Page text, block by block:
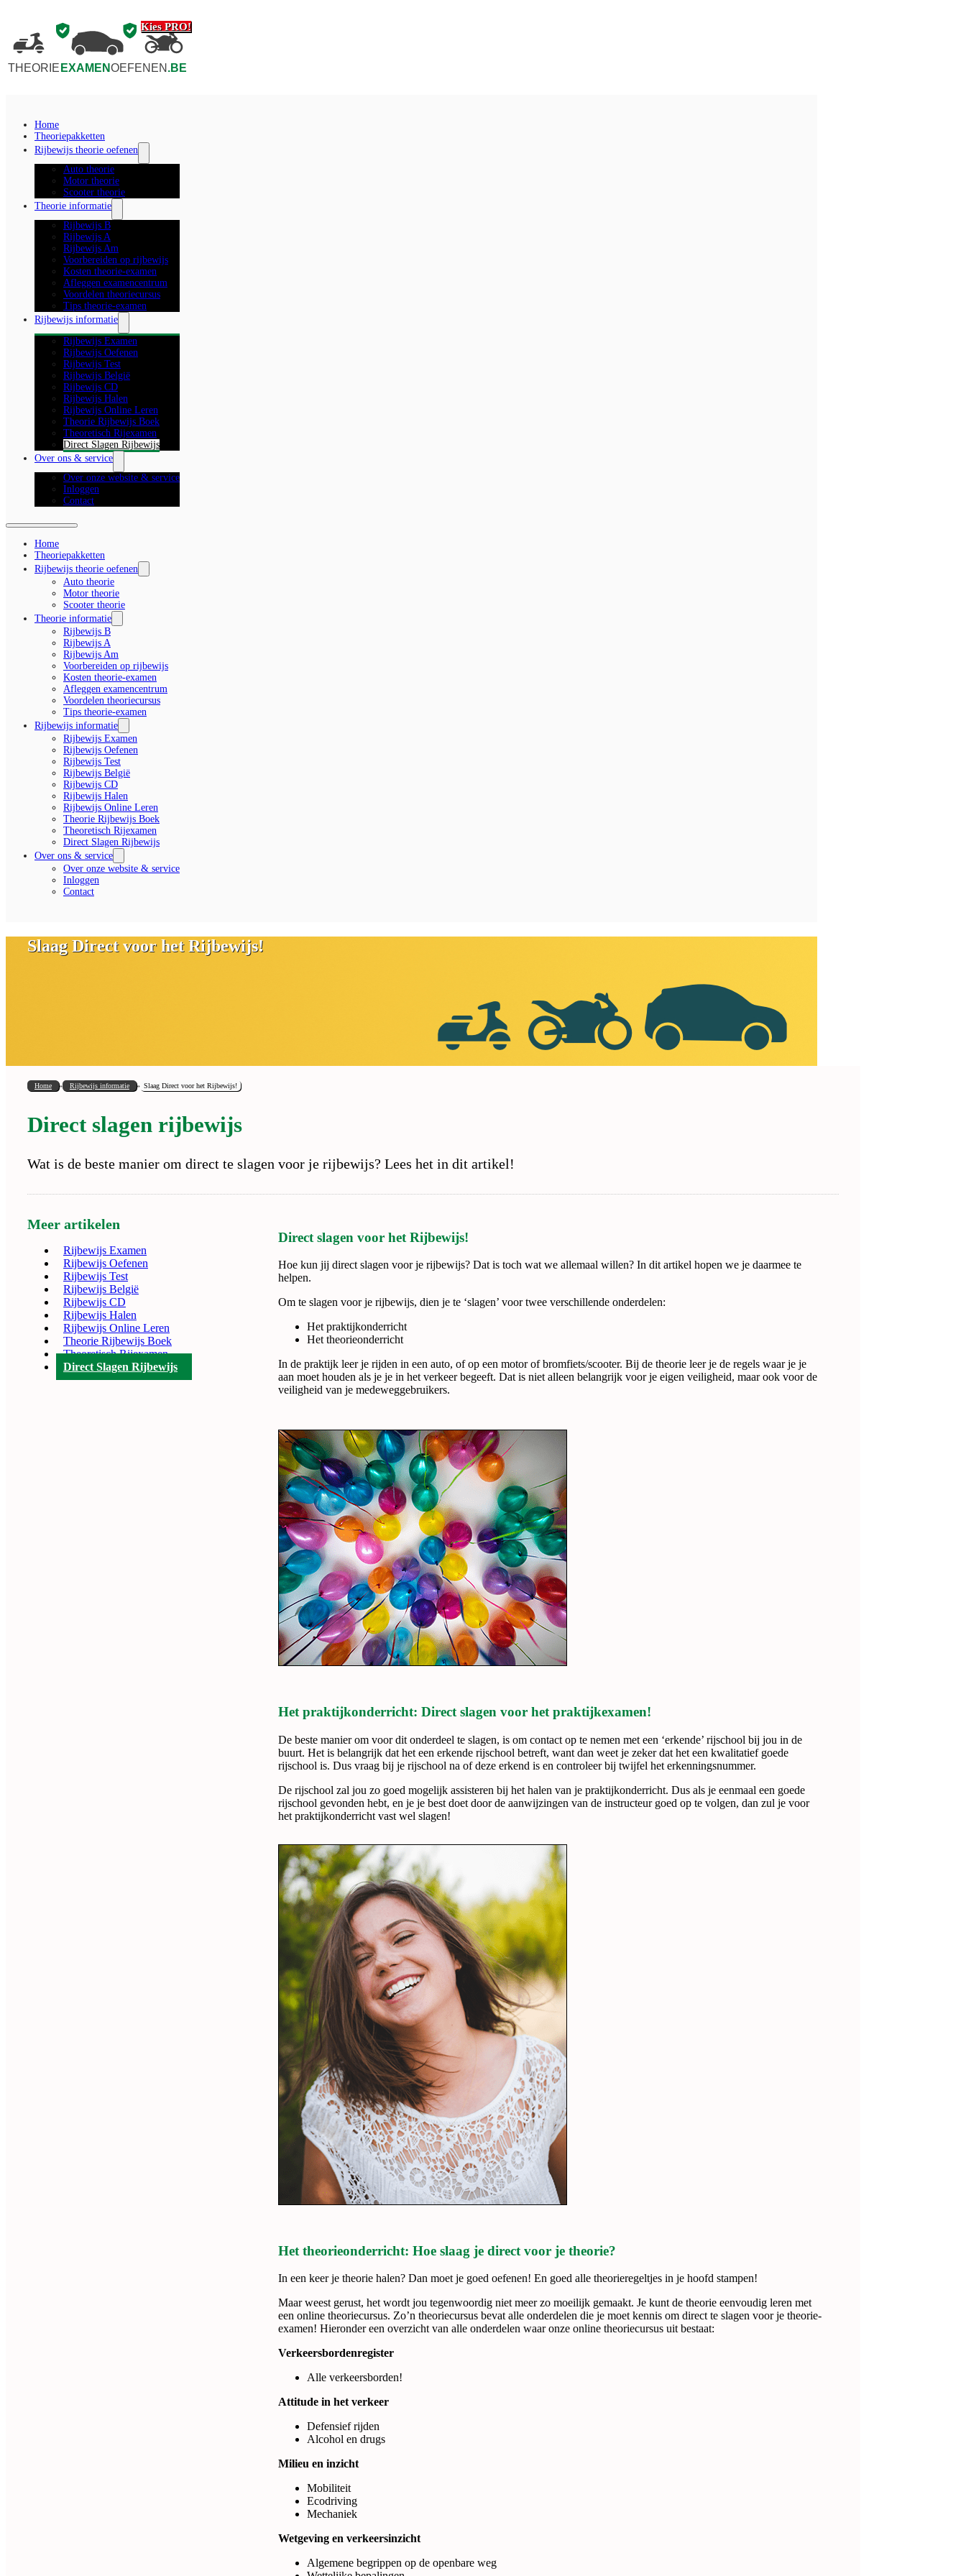
THEORIEEXAMENOEFENEN.BE
Kies PRO!
Home
Theoriepakketten
Rijbewijs theorie oefenen
Auto theorie
Motor theorie
Scooter theorie
Theorie informatie
Rijbewijs B
Rijbewijs A
Rijbewijs Am
Voorbereiden op rijbewijs
Kosten theorie-examen
Afleggen examencentrum
Voordelen theoriecursus
Tips theorie-examen
Rijbewijs informatie
Rijbewijs Examen
Rijbewijs Oefenen
Rijbewijs Test
Rijbewijs België
Rijbewijs CD
Rijbewijs Halen
Rijbewijs Online Leren
Theorie Rijbewijs Boek
Theoretisch Rijexamen
Direct Slagen Rijbewijs
Over ons & service
Over onze website & service
Inloggen
Contact
Home
Theoriepakketten
Rijbewijs theorie oefenen
Auto theorie
Motor theorie
Scooter theorie
Theorie informatie
Rijbewijs B
Rijbewijs A
Rijbewijs Am
Voorbereiden op rijbewijs
Kosten theorie-examen
Afleggen examencentrum
Voordelen theoriecursus
Tips theorie-examen
Rijbewijs informatie
Rijbewijs Examen
Rijbewijs Oefenen
Rijbewijs Test
Rijbewijs België
Rijbewijs CD
Rijbewijs Halen
Rijbewijs Online Leren
Theorie Rijbewijs Boek
Theoretisch Rijexamen
Direct Slagen Rijbewijs
Over ons & service
Over onze website & service
Inloggen
Contact
Slaag Direct voor het Rijbewijs!
Home Rijbewijs informatie Slaag Direct voor het Rijbewijs!
Direct slagen rijbewijs
Wat is de beste manier om direct te slagen voor je rijbewijs? Lees het in dit artikel!
Meer artikelen
Rijbewijs Examen
Rijbewijs Oefenen
Rijbewijs Test
Rijbewijs België
Rijbewijs CD
Rijbewijs Halen
Rijbewijs Online Leren
Theorie Rijbewijs Boek
Theoretisch Rijexamen
Direct Slagen Rijbewijs
Direct slagen voor het Rijbewijs!
Hoe kun jij direct slagen voor je rijbewijs? Dat is toch wat we allemaal willen? In dit artikel hopen we je daarmee te
helpen.
Om te slagen voor je rijbewijs, dien je te ‘slagen’ voor twee verschillende onderdelen:
Het praktijkonderricht
Het theorieonderricht
In de praktijk leer je rijden in een auto, of op een motor of bromfiets/scooter. Bij de theorie leer je de regels waar je je
aan moet houden als je je in het verkeer begeeft. Dat is niet alleen belangrijk voor je eigen veiligheid, maar ook voor de
veiligheid van je medeweggebruikers.
Het praktijkonderricht: Direct slagen voor het praktijkexamen!
De beste manier om voor dit onderdeel te slagen, is om contact op te nemen met een ‘erkende’ rijschool bij jou in de
buurt. Het is belangrijk dat het een erkende rijschool betreft, want dan weet je zeker dat het een kwalitatief goede
rijschool is. Dus vraag bij je rijschool na of deze erkend is en controleer bij twijfel het erkenningsnummer.
De rijschool zal jou zo goed mogelijk assisteren bij het halen van je praktijkonderricht. Dus als je eenmaal een goede
rijschool gevonden hebt, en je je best doet door de aanwijzingen van de instructeur goed op te volgen, dan zul je voor
het praktijkonderricht vast wel slagen!
Het theorieonderricht: Hoe slaag je direct voor je theorie?
In een keer je theorie halen? Dan moet je goed oefenen! En goed alle theorieregeltjes in je hoofd stampen!
Maar weest gerust, het wordt jou tegenwoordig niet meer zo moeilijk gemaakt. Je kunt de theorie eenvoudig leren met
een online theoriecursus. Zo’n theoriecursus bevat alle onderdelen die je moet kennis om direct te slagen voor je theorie-
examen! Hieronder een overzicht van alle onderdelen waar onze online theoriecursus uit bestaat:
Verkeersbordenregister
Alle verkeersborden!
Attitude in het verkeer
Defensief rijden
Alcohol en drugs
Milieu en inzicht
Mobiliteit
Ecodriving
Mechaniek
Wetgeving en verkeersinzicht
Algemene begrippen op de openbare weg